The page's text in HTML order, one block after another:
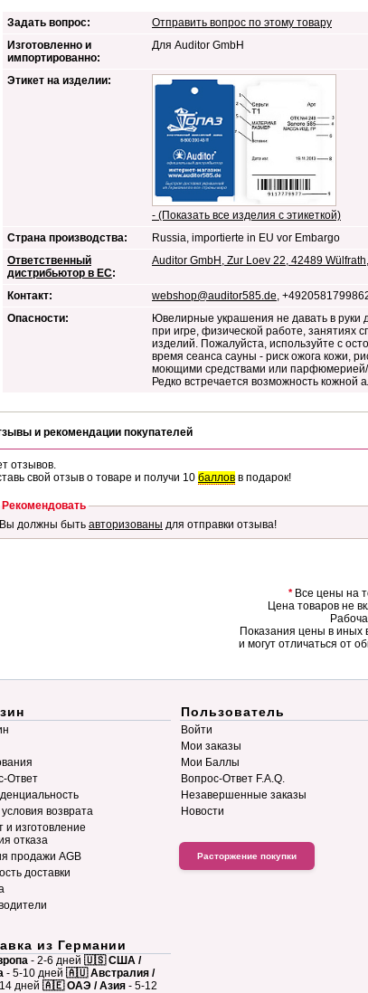
Задать вопрос:
Отправить вопрос по этому товару
Изготовленно и
импортированно:
Для Auditor GmbH
Этикет на изделии:
- (Показать все изделия с этикеткой)
Страна производства:
Russia, importierte in EU vor Embargo
Ответственный
дистрибьютор в ЕС:
Auditor GmbH, Zur Loev 22, 42489
Контакт: webshop@auditor585.de,
Опасности:
Ювелирные украшения не давать в руки
при игре, физической работе, занятиях
изделий. Пожалуйста, используйте с
время сеанса сауны - риск ожога кожи,
моющими средствами или парфюмерией/
Редко встречается возможность кожной
и рекомендации покупателей
отзывов.
свой отзыв о товаре и получи 10 баллов в подарок!
Рекомендовать
Вы должны быть авторизованы для отправки отзыва!
*Все цены на
Цена товаров не
Показания цены в иных
и могут отличаться от
Ответ
возврата
и изготовление
отказа
продажи AGB
доставки
из Германии
- 2-6 дней 🇺🇸 США /
- 5-10 дней 🇦🇺 Австралия /
дней 🇦🇪 ОАЭ / Азия - 5-12
Пользователь
Войти
Мои заказы
Мои Баллы
Вопрос-Ответ F.A.Q.
Незавершенные заказы
Новости
Расторжение покупки